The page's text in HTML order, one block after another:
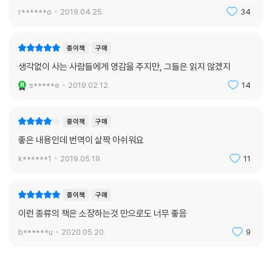
는 탁월함과 통찰력의 원칙으로 가득 차 있고 레이 달리오가 그의 역사와
시장 감각은 전설적이지만, 그는 스스로를 최고가 되게 하는 원칙에 따라
살았다. 목표와 꿈이 있는 모든 사람들은 레이 달리오의 방식에서 배울 점
이 있을 것이다. - 마이클 블룸버그 이 책을 매우 강력하게 추천한다. 이 책
은 이미 내 인생과 내 사업에서 의사 결정을 하는 방법을 바꾸어놓았다. ?
라 그가 돈을 버는 방법이며, 그가 시장, 조직, 경제 및 삶에 적용하는 엄격
한 분석 때문이다. ? 포춘
r******o 2019.04.25. 34
종이책 구매
생각없이 사는 사람들에게 영감을 주지만, 그들은 읽지 않겠지
s*****e 2019.02.12. 14
종이책 구매
좋은 내용인데 번역이 살짝 아쉬워요
k******1 2019.05.19. 11
종이책 구매
이런 종류의 책은 소장하는것 만으로도 너무 좋음
b******u 2020.05.20. 9